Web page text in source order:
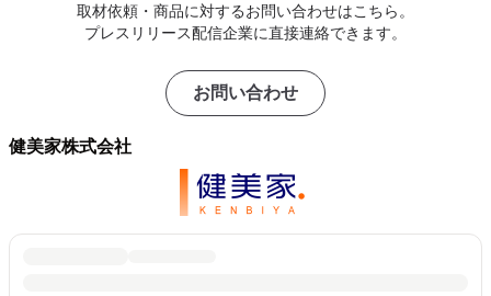
取材依頼・商品に対するお問い合わせはこちら。
プレスリリース配信企業に直接連絡できます。
お問い合わせ
健美家株式会社